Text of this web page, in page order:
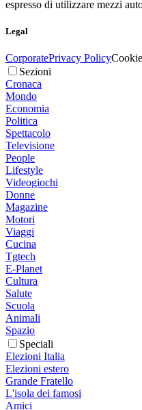
espresso di utilizzare mezzi
Legal
CorporatePrivacy Policy
Sezioni
Cronaca
Mondo
Economia
Politica
Spettacolo
Televisione
People
Lifestyle
Videogiochi
Donne
Magazine
Motori
Viaggi
Cucina
Tgtech
E-Planet
Cultura
Salute
Scuola
Animali
Spazio
Speciali
Elezioni Italia
Elezioni estero
Grande Fratello
L'isola dei famosi
Amici